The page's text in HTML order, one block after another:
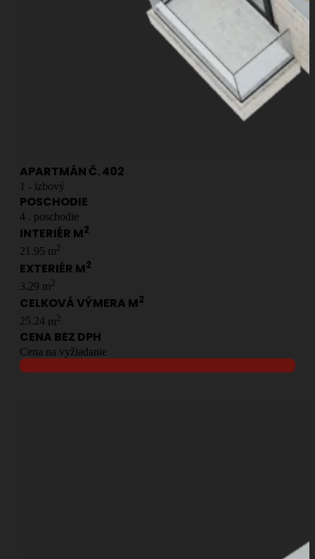
APARTMÁN Č.402
1 - izbový
POSCHODIE
4 . poschodie
INTERIÉR M2
21.95 m2
EXTERIÉR M2
3.29 m2
CELKOVÁ VÝMERA M2
25.24 m2
CENA BEZ DPH
Cena na vyžiadanie